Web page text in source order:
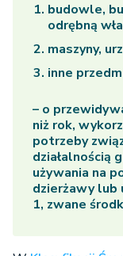
budowle,
odrębną
maszyny,
inne
– o
niż rok,
potrzeby
działalnością
używania na
dzierżawy
1, zwane